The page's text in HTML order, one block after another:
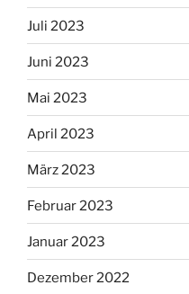
Juli 2023
Juni 2023
Mai 2023
April 2023
März 2023
Februar 2023
Januar 2023
Dezember 2022